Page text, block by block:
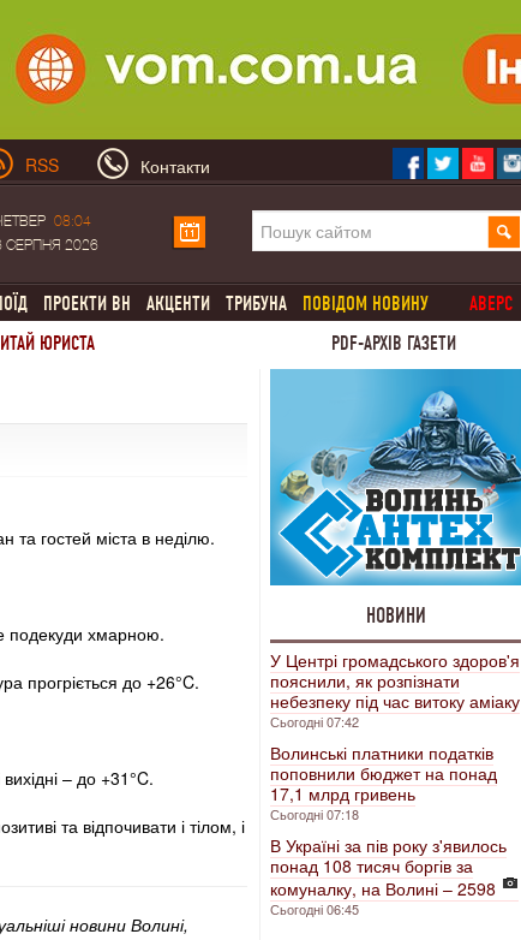
RSS Контакти
08:04
СЕРПНЯ 2026
ПРОЕКТИ ВН АКЦЕНТИ ТРИБУНА ПОВІДОМ НОВИНУ
АВЕРС
ЮРИСТА PDF-АРХІВ ГАЗЕТИ
та гостей міста в неділю.
подекуди хмарною.
прогріється до +26°C.
– до +31°C.
та відпочивати і тілом, і
новини Волині,
НОВИНИ
У Центрі громадського здоров'я
пояснили, як розпізнати
небезпеку під час витоку аміаку
Сьогодні 07:42
Волинські платники податків
поповнили бюджет на понад
17,1 млрд гривень
Сьогодні 07:18
В Україні за пів року з'явилось
понад 108 тисяч боргів за
комуналку, на Волині – 2598
Сьогодні 06:45